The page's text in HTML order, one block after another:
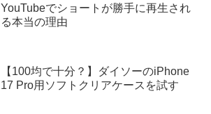
YouTubeでショートが勝手に再生され
る本当の理由
【100均で十分？】ダイソーのiPhone
17 Pro用ソフトクリアケースを試す